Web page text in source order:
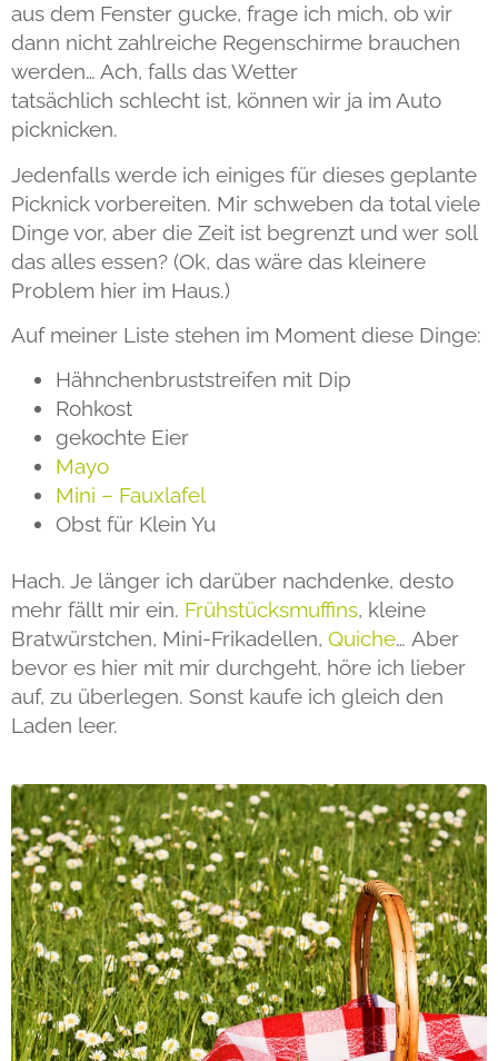
aus dem Fenster gucke, frage ich mich, ob wir
dann nicht zahlreiche Regenschirme brauchen
werden… Ach, falls das Wetter
tatsächlich schlecht ist, können wir ja im Auto
picknicken.
Jedenfalls werde ich einiges für dieses geplante
Picknick vorbereiten. Mir schweben da total viele
Dinge vor, aber die Zeit ist begrenzt und wer soll
das alles essen? (Ok, das wäre das kleinere
Problem hier im Haus.)
Auf meiner Liste stehen im Moment diese Dinge:
Hähnchenbruststreifen mit Dip
Rohkost
gekochte Eier
Mayo
Mini – Fauxlafel
Obst für Klein Yu
Hach. Je länger ich darüber nachdenke, desto
mehr fällt mir ein. Frühstücksmuffins, kleine
Bratwürstchen, Mini-Frikadellen, Quiche… Aber
bevor es hier mit mir durchgeht, höre ich lieber
auf, zu überlegen. Sonst kaufe ich gleich den
Laden leer.